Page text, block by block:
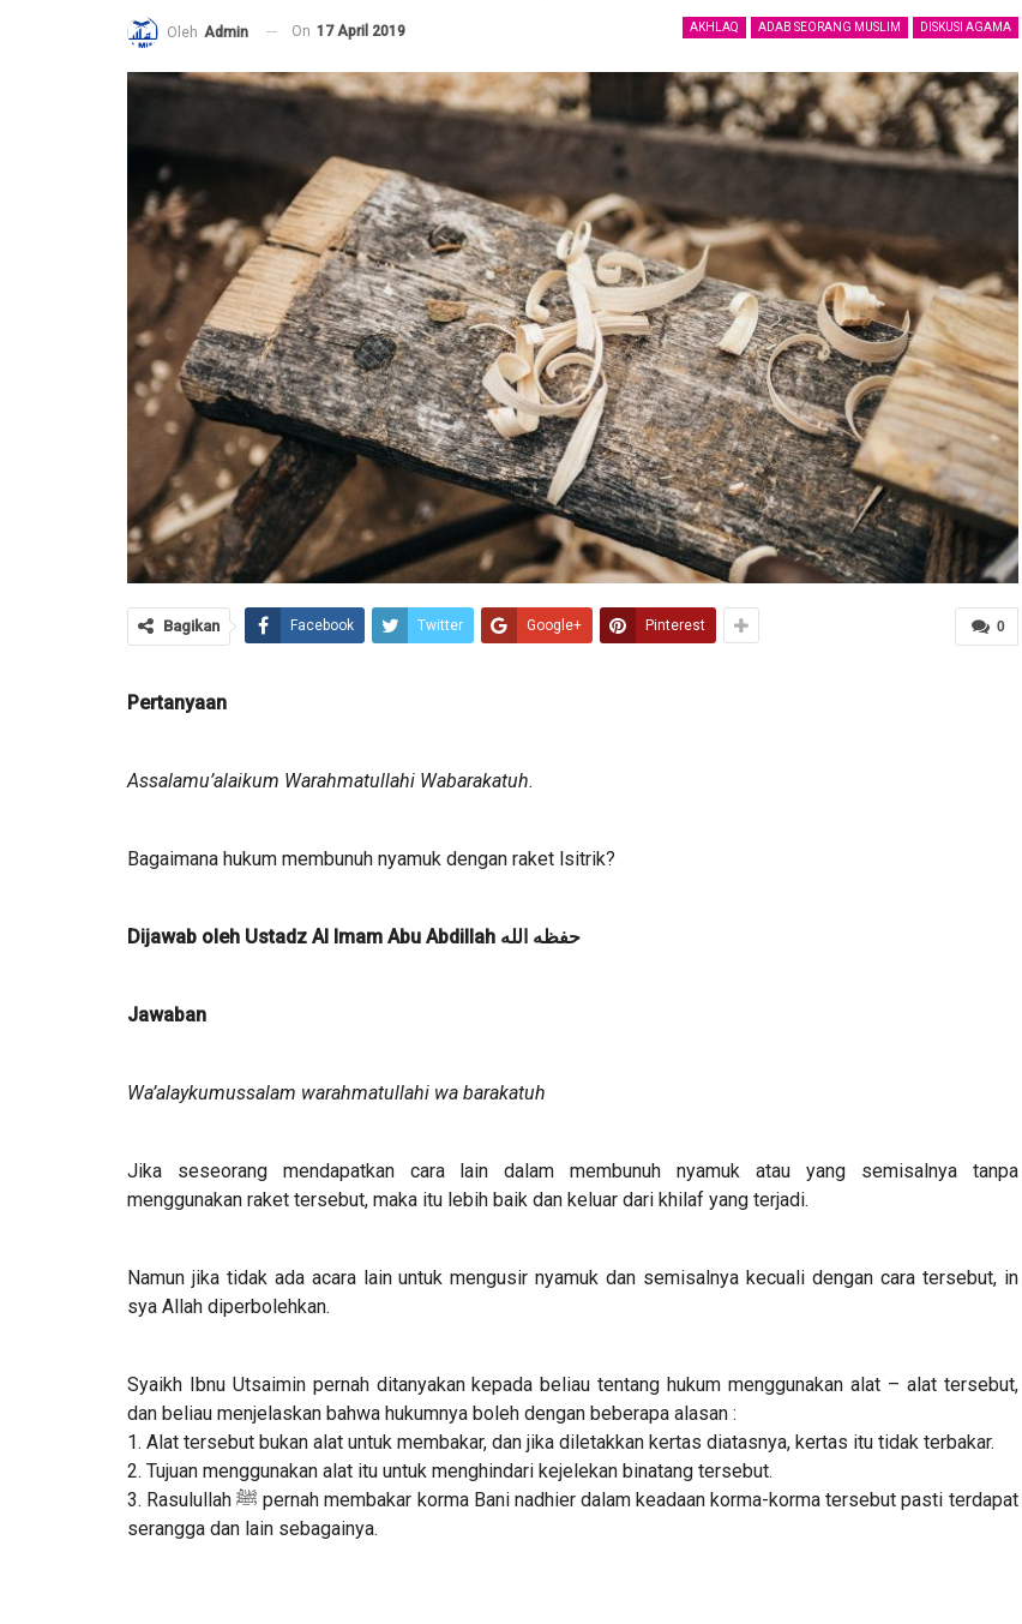
AKHLAQ ADAB SEORANG MUSLIM DISKUSI AGAMA
Oleh Admin On 17 April 2019
0
Bagikan Facebook Twitter Google+ Pinterest
Pertanyaan
Assalamu’alaikum Warahmatullahi Wabarakatuh.
Bagaimana hukum membunuh nyamuk dengan raket lsitrik?
Dijawab oleh Ustadz Al Imam Abu Abdillah حفظه الله
Jawaban
Wa’alaykumussalam warahmatullahi wa barakatuh
Jika seseorang mendapatkan cara lain dalam membunuh nyamuk atau yang semisalnya tanpa
menggunakan raket tersebut, maka itu lebih baik dan keluar dari khilaf yang terjadi.
Namun jika tidak ada acara lain untuk mengusir nyamuk dan semisalnya kecuali dengan cara tersebut, in
sya Allah diperbolehkan.
Syaikh Ibnu Utsaimin pernah ditanyakan kepada beliau tentang hukum menggunakan alat – alat tersebut,
dan beliau menjelaskan bahwa hukumnya boleh dengan beberapa alasan :
1. Alat tersebut bukan alat untuk membakar, dan jika diletakkan kertas diatasnya, kertas itu tidak terbakar.
2. Tujuan menggunakan alat itu untuk menghindari kejelekan binatang tersebut.
3. Rasulullah ﷺ pernah membakar korma Bani nadhier dalam keadaan korma-korma tersebut pasti terdapat
serangga dan lain sebagainya.
Ucapan Yang Ringan Namun Berbahaya
6 December 2021
Telusuri jalan Ilmu Agama, karena itu jalan
Syurga
5 December 2021
Bahaya Dosa Riya
5 December 2021
Adab seorang penuntut Ilmu Terhadap
Dirinya Sendiri
21 May 2021
Kenali Saudaramu
Jaga Adabmu
6 December 2020
Tersenyum
6 December 2020
Khasyatullah
6 December 2020